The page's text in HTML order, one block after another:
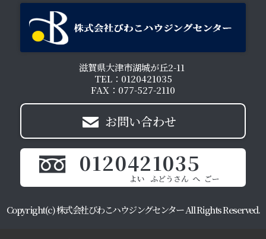
滋賀県大津市湖城が丘2-11
TEL：0120421035
FAX：077-527-2110
お問い合わせ
0120421035
Copyright(c) 株式会社びわこハウジングセンター All Rights Reserved.